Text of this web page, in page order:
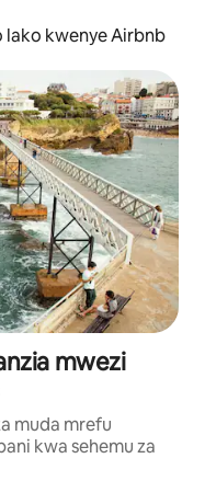
lako kwenye Airbnb
mwezi
muda mrefu
kwa sehemu za